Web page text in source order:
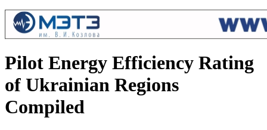
Pilot Energy Efficiency Rating
of Ukrainian Regions
Compiled